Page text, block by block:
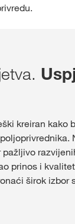
kreiran kako
prinos i
širok izbor